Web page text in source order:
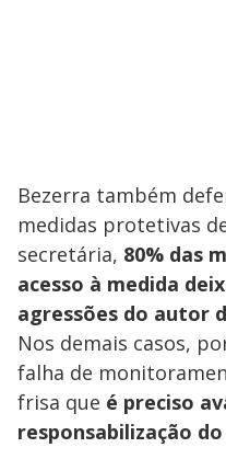
Bezerra também
medidas protetivas
secretária, 80% das
acesso à medida
agressões do autor
Nos demais casos,
falha de
frisa que é preciso
responsabilização